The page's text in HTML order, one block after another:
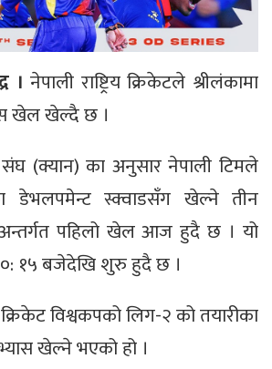
। नेपाली राष्ट्रिय क्रिकेटले श्रीलंकामा
खेल खेल्दै छ ।
(क्यान) का अनुसार नेपाली टिमले
डेभलपमेन्ट स्क्वाडसँग खेल्ने तीन
पहिलो खेल आज हुदै छ । यो
१५ बजेदेखि शुरु हुदै छ ।
विश्वकपको लिग-२ को तयारीका
खेल्ने भएको हो ।